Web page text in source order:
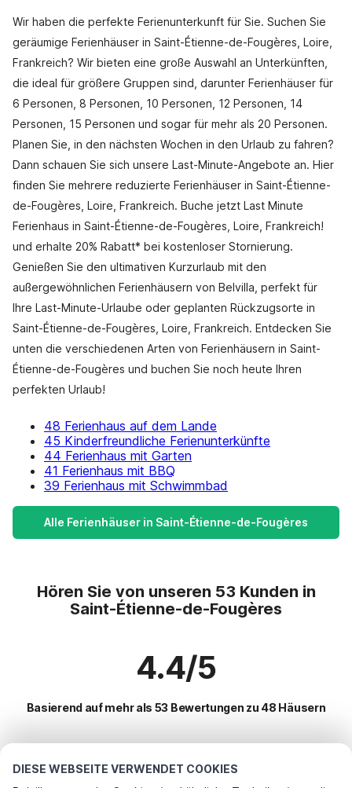
DIESE WEBSEITE VERWENDET COOKIES
Wir haben die perfekte Ferienunterkunft für Sie. Suchen Sie
geräumige Ferienhäuser in Saint-Étienne-de-Fougères, Loire,
Frankreich? Wir bieten eine große Auswahl an Unterkünften,
die ideal für größere Gruppen sind, darunter Ferienhäuser für
6 Personen, 8 Personen, 10 Personen, 12 Personen, 14
Personen, 15 Personen und sogar für mehr als 20 Personen.
Planen Sie, in den nächsten Wochen in den Urlaub zu fahren?
Dann schauen Sie sich unsere Last-Minute-Angebote an. Hier
finden Sie mehrere reduzierte Ferienhäuser in Saint-Étienne-
de-Fougères, Loire, Frankreich. Buche jetzt Last Minute
Ferienhaus in Saint-Étienne-de-Fougères, Loire, Frankreich!
und erhalte 20% Rabatt* bei kostenloser Stornierung.
Genießen Sie den ultimativen Kurzurlaub mit den
außergewöhnlichen Ferienhäusern von Belvilla, perfekt für
Ihre Last-Minute-Urlaube oder geplanten Rückzugsorte in
Saint-Étienne-de-Fougères, Loire, Frankreich. Entdecken Sie
unten die verschiedenen Arten von Ferienhäusern in Saint-
Étienne-de-Fougères und buchen Sie noch heute Ihren
perfekten Urlaub!
48 Ferienhaus auf dem Lande
45 Kinderfreundliche Ferienunterkünfte
44 Ferienhaus mit Garten
41 Ferienhaus mit BBQ
39 Ferienhaus mit Schwimmbad
Alle Ferienhäuser in Saint-Étienne-de-Fougères
Hören Sie von unseren 53 Kunden in
Saint-Étienne-de-Fougères
4.4/5
Basierend auf mehr als 53 Bewertungen zu 48 Häusern
Beliebteste Reiseziele für Urlaub